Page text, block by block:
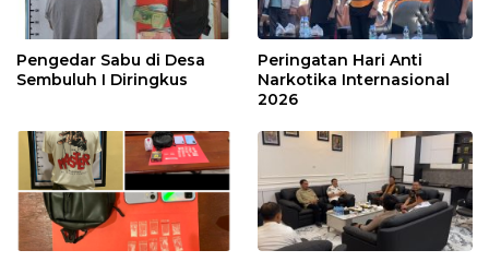
Pengedar Sabu di Desa
Sembuluh I Diringkus
Peringatan Hari Anti
Narkotika Internasional
2026